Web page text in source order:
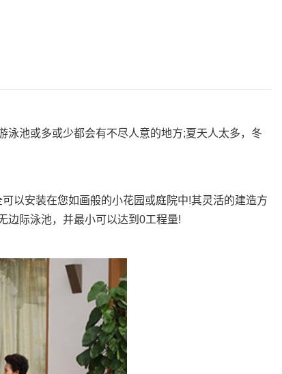
池或多或少都会有不尽人意的地方;夏天人太多，冬
以安装在您如画般的小花园或庭院中!其灵活的建造方
边际泳池，并最小可以达到0工程量!